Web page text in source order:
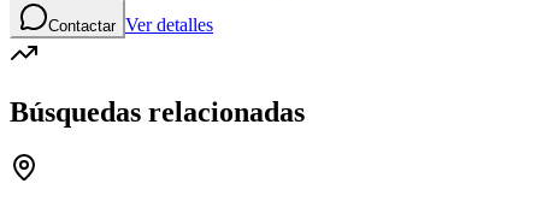
Contactar Ver detalles
Búsquedas relacionadas